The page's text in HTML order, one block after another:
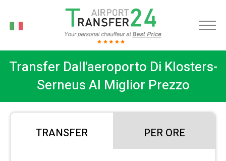
Transfer Dall'aeroporto Di Klosters-
Serneus Al Miglior Prezzo
TRANSFER PER ORE